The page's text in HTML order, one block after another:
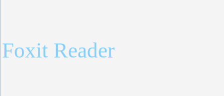
Foxit Reader